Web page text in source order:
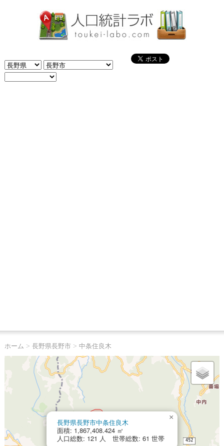
ホーム > 長野県長野市> 中条住良木
長野県長野市中条住良木
面積: 1,867,408.424 ㎡
人口総数: 121 人 世帯総数: 61 世帯
×